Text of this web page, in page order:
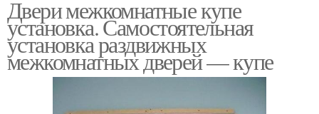
Двери межкомнатные купе
установка. Самостоятельная
установка раздвижных
межкомнатных дверей — купе